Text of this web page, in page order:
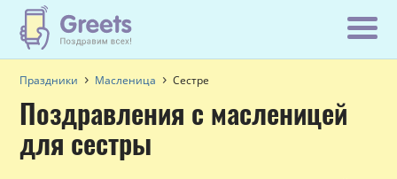
Праздники Масленица Сестре
Поздравления с масленицей
для сестры